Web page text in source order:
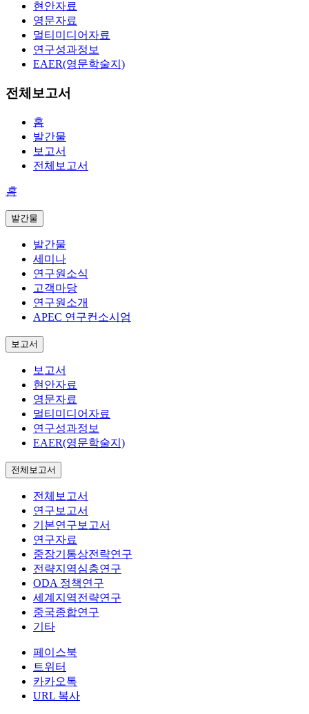
현안자료
영문자료
멀티미디어자료
연구성과정보
EAER(영문학술지)
전체보고서
홈
발간물
보고서
전체보고서
홈
발간물
발간물
세미나
연구원소식
고객마당
연구원소개
APEC 연구컨소시엄
보고서
보고서
현안자료
영문자료
멀티미디어자료
연구성과정보
EAER(영문학술지)
전체보고서
전체보고서
연구보고서
기본연구보고서
연구자료
중장기통상전략연구
전략지역심층연구
ODA 정책연구
세계지역전략연구
중국종합연구
기타
페이스북
트위터
카카오톡
URL 복사